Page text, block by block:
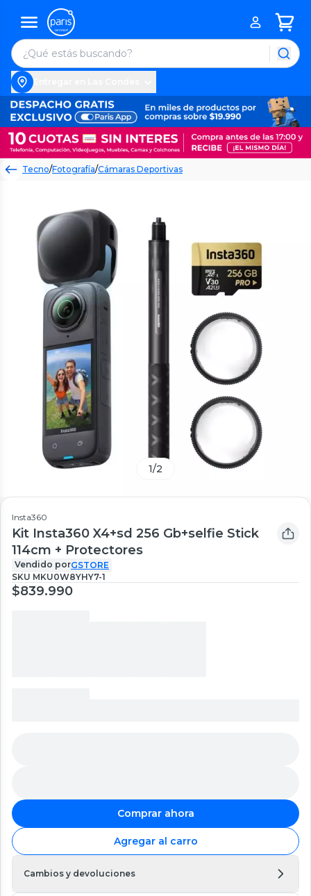
Tecno/Fotografía/Cámaras Deportivas
1/2
Insta360
Kit Insta360 X4+sd 256 Gb+selfie Stick
114cm + Protectores
Vendido porGSTORE
SKU MKU0W8YHY7-1
$839.990
Comprar ahora
Agregar al carro
Cambios y devoluciones